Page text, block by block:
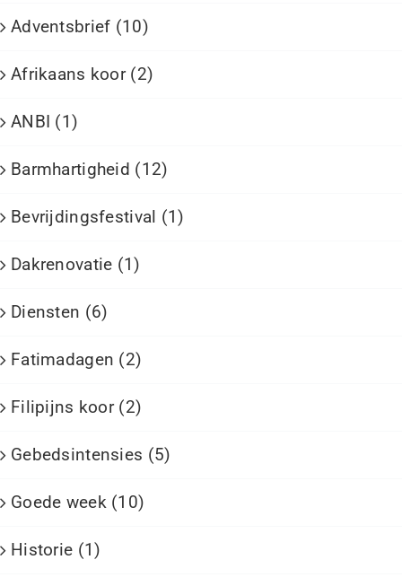
Adventsbrief (10)
Afrikaans koor (2)
ANBI (1)
Barmhartigheid (12)
Bevrijdingsfestival (1)
Dakrenovatie (1)
Diensten (6)
Fatimadagen (2)
Filipijns koor (2)
Gebedsintensies (5)
Goede week (10)
Historie (1)